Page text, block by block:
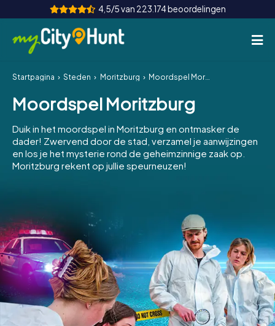
4,5/5 van 223.174 beoordelingen
Hoe het werkt
Steden
Tours
Teamevenement
INT AT
ES
IE
IT
NL
Boek tickets
Startpagina Steden Moritzburg Moordspel Moritzburg
Moordspel Moritzburg
Duik in het moordspel in Moritzburg en ontmasker de
dader! Zwervend door de stad, verzamel je aanwijzingen
en los je het mysterie rond de geheimzinnige zaak op.
Moritzburg rekent op jullie speurneuzen!